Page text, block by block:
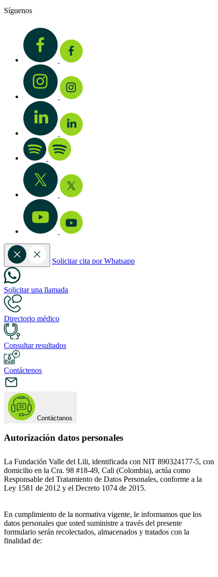
Síguenos
Solicitar cita por Whatsapp
Solicitar una llamada
Directorio médico
Consultar resultados
Contáctenos
Contáctanos
Autorización datos personales
La Fundación Valle del Lili, identificada con NIT 890324177-5, con
domicilio en la Cra. 98 #18-49, Cali (Colombia), actúa como
Responsable del Tratamiento de Datos Personales, conforme a la
Ley 1581 de 2012 y el Decreto 1074 de 2015.
En cumplimiento de la normativa vigente, le informamos que los
datos personales que usted suministre a través del presente
formulario serán recolectados, almacenados y tratados con la
finalidad de: